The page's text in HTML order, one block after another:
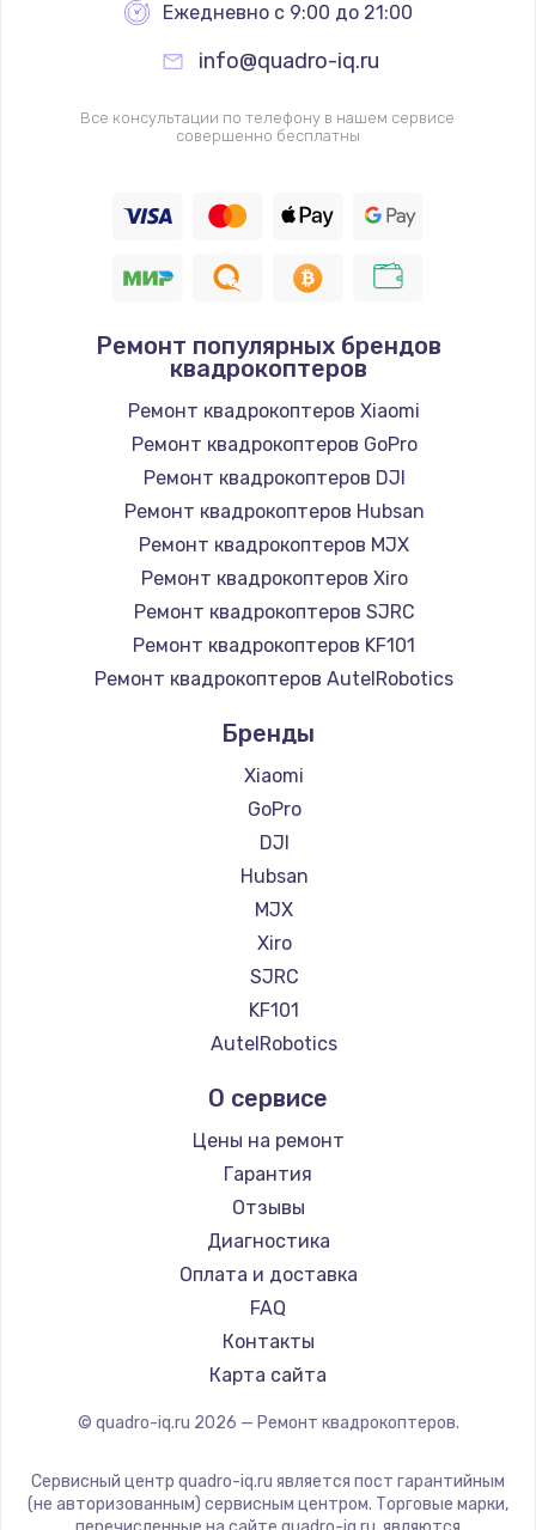
Ежедневно с 9:00 до 21:00
info@quadro-iq.ru
Все консультации по телефону в нашем сервисе
совершенно бесплатны
Ремонт популярных брендов
квадрокоптеров
Ремонт квадрокоптеров Xiaomi
Ремонт квадрокоптеров GoPro
Ремонт квадрокоптеров DJI
Ремонт квадрокоптеров Hubsan
Ремонт квадрокоптеров MJX
Ремонт квадрокоптеров Xiro
Ремонт квадрокоптеров SJRC
Ремонт квадрокоптеров KF101
Ремонт квадрокоптеров AutelRobotics
Бренды
Xiaomi
GoPro
DJI
Hubsan
MJX
Xiro
SJRC
KF101
AutelRobotics
О сервисе
Цены на ремонт
Гарантия
Отзывы
Диагностика
Оплата и доставка
FAQ
Контакты
Карта сайта
© quadro-iq.ru 2026 — Ремонт квадрокоптеров.
Сервисный центр quadro-iq.ru является пост гарантийным
(не авторизованным) сервисным центром. Торговые марки,